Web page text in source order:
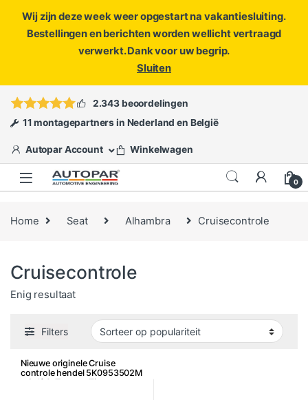
Wij zijn deze week weer opgestart na vakantiesluiting.
Bestellingen en berichten worden wellicht vertraagd
verwerkt. Dank voor uw begrip.
Sluiten
ofopen een ticket
2.343 beoordelingen
11 montagepartners in Nederland en België
Autopar Account Winkelwagen
0
Home Seat Alhambra Cruisecontrole
Cruisecontrole
Enig resultaat
Filters
Nieuwe originele Cruise
controle hendel 5K0953502M
– Golf 6, Touran, Tiguan,